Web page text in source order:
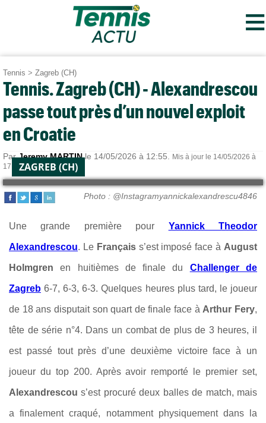
≡
Tennis > Zagreb (CH)
Tennis. Zagreb (CH) - Alexandrescou
passe tout près d’un nouvel exploit
en Croatie
ParJeremy MARTINle 14/05/2026 à 12:55.
Mis à jour le 14/05/2026 à
17:58.ZAGREB (CH)
Photo : @Instagramyannickalexandrescu4846
Une grande première pour Yannick Theodor
Alexandrescou. Le Françaiss’est imposé face à August
Holmgren en huitièmes de finale du Challenger de
Zagreb 6-7, 6-3, 6-3. Quelques heures plus tard, le joueur
de 18 ans disputait son quart de finale face à Arthur Fery,
tête de série n°4. Dans un combat de plus de 3 heures, il
est passé tout près d’une deuxième victoire face à un
joueur du top 200. Après avoir remporté le premier set,
Alexandrescou s’est procuré deux balles de match, mais
a finalement craqué, notamment physiquement dans la